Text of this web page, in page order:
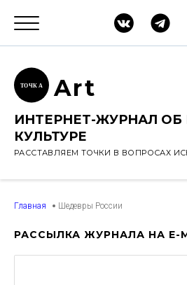
ТОЧК А Art
ИНТЕРНЕТ-ЖУРНАЛ ОБ
КУЛЬТУРЕ
РАССТАВЛЯЕМ ТОЧКИ В ВОПРОСАХ
Главная Шедевры России
РАССЫЛКА ЖУРНАЛА НА E-